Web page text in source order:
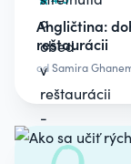
Angličtina:
reštaurácii
odSamira